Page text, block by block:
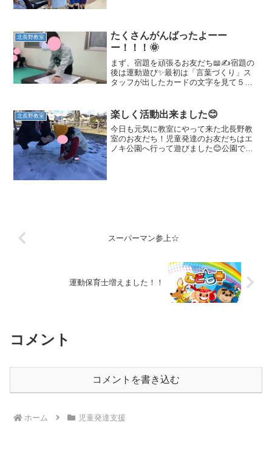
前に立つと、しっかり背筋...
北長野教室
たくさんがんばったよーー
ー！！！🌞
まず、宿題を頑張るお友だち📖✍宿題の
後は運動遊び✨最初は「言葉づくり」ス
タッフが出したカードの文字を見て５０
選んでいきます。カードと同じ言葉をつ
くれたお友だちは「やった...
北長野教室 楽しく活動出来ました😊
今日も元気に教室にやって来た北長野教
室のお友だち！児童発達のお友だちはエ
ノキ公園へ行って遊びました😊公園で
スーパーマン参上☆
運動保育士増えました！！
コメント
コメントを書き込む
ホーム 児童発達支援